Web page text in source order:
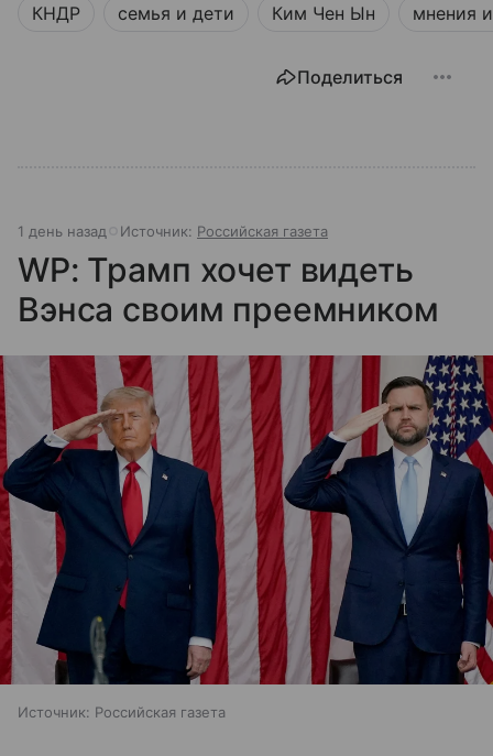
КНДР семья и дети Ким Чен Ын мнения
Поделиться
1 день назад Источник: Российская газета
WP: Трамп хочет видеть
Вэнса своим преемником
Источник: Российская газета